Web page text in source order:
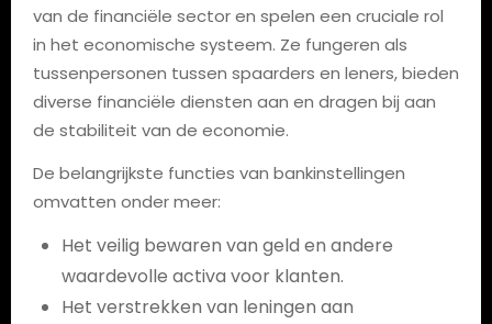
van de financiële sector en spelen een cruciale rol
in het economische systeem. Ze fungeren als
tussenpersonen tussen spaarders en leners, bieden
diverse financiële diensten aan en dragen bij aan
de stabiliteit van de economie.
De belangrijkste functies van bankinstellingen
omvatten onder meer:
Het veilig bewaren van geld en andere
waardevolle activa voor klanten.
Het verstrekken van leningen aan